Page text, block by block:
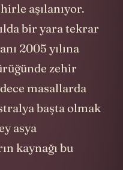
aşılanıyor.
bir yara tekrar
2005 yılına
zehir
masallarda
başta olmak
asya
kaynağı bu